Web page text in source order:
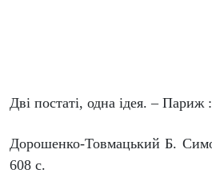
Дві постаті, одна ідея. –
Дорошенко-Товмацький Б.
608 с.